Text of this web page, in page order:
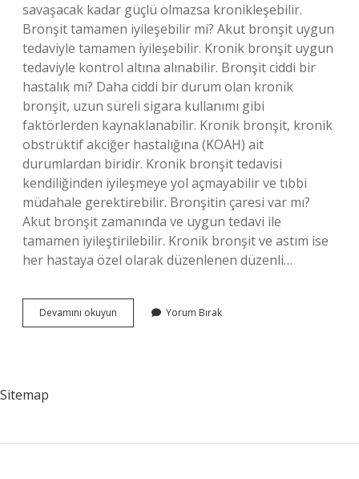
savaşacak kadar güçlü olmazsa kronikleşebilir.
Bronşit tamamen iyileşebilir mi? Akut bronşit uygun
tedaviyle tamamen iyileşebilir. Kronik bronşit uygun
tedaviyle kontrol altına alınabilir. Bronşit ciddi bir
hastalık mı? Daha ciddi bir durum olan kronik
bronşit, uzun süreli sigara kullanımı gibi
faktörlerden kaynaklanabilir. Kronik bronşit, kronik
obstrüktif akciğer hastalığına (KOAH) ait
durumlardan biridir. Kronik bronşit tedavisi
kendiliğinden iyileşmeye yol açmayabilir ve tıbbi
müdahale gerektirebilir. Bronşitin çaresi var mı?
Akut bronşit zamanında ve uygun tedavi ile
tamamen iyileştirilebilir. Kronik bronşit ve astım ise
her hastaya özel olarak düzenlenen düzenli…
Devamını okuyun
Tedavisi
Yorum Bırak
Sitemap